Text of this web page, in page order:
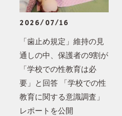
2026/07/16
「歯止め規定」維持の見
通しの中、保護者の9割が
「学校での性教育は必
要」と回答 「学校での性
教育に関する意識調査」
レポートを公開